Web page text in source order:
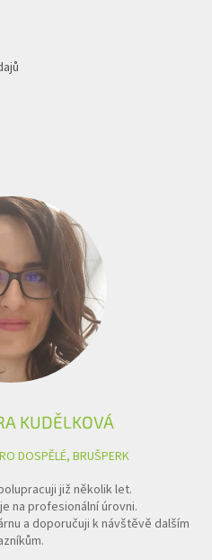
KUDĚLKOVÁ
DOSPĚLÉ, BRUŠPERK
již několik let.
na profesionální úrovni.
a doporučuji k návštěvě dalším